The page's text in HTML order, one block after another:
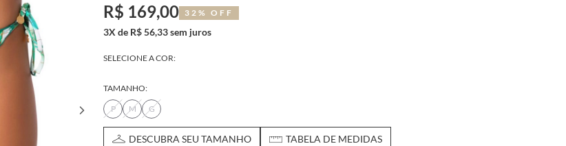
R$ 169,00 32% OFF
3X de R$ 56,33 sem juros
SELECIONE A COR:
TAMANHO:
P
M G
DESCUBRA SEU TAMANHO TABELA DE MEDIDAS